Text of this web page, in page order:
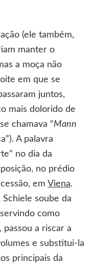
(ele também,
manter o
a moça não
em que se
juntos,
mais dolorido de
chamava “Mann
A palavra
no dia da
no prédio
em Viena.
Schiele soube da
como
a riscar a
e substitui-la
principais da